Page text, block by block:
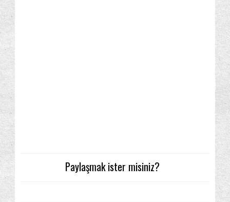
Paylaşmak ister misiniz?